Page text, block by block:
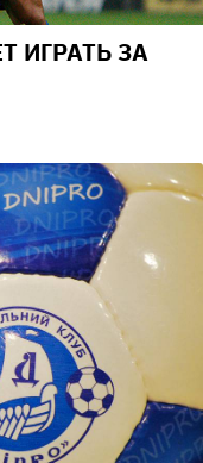
ИГРАТЬ ЗА